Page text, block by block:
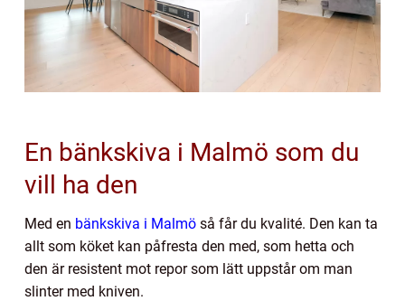
En bänkskiva i Malmö som du
vill ha den
Med en bänkskiva i Malmö så får du kvalité. Den kan ta
allt som köket kan påfresta den med, som hetta och
den är resistent mot repor som lätt uppstår om man
slinter med kniven.